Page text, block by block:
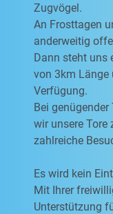
Zugvögel.
An Frosttagen
anderweitig
Dann steht uns
von 3km Länge
Verfügung.
Bei
wir unsere
zahlreiche
Es wird kein
Mit Ihrer
Unterstützung